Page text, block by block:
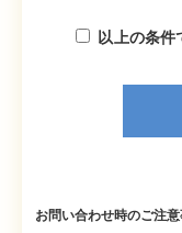
以上の条件
お問い合わせ時のご注